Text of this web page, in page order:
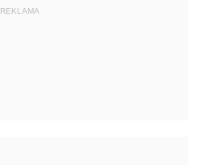
REKLAMA